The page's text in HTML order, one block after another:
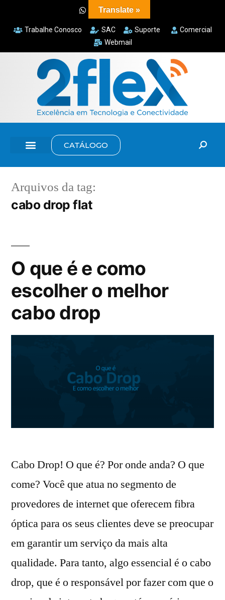
Trabalhe Conosco SAC Suporte
Comercial
Webmail
CATÁLOGO
Arquivos da tag:
cabo drop flat
O que é e como
escolher o melhor
cabo drop
Cabo Drop! O que é? Por onde anda? O que
come? Você que atua no segmento de
provedores de internet que oferecem fibra
óptica para os seus clientes deve se preocupar
em garantir um serviço da mais alta
qualidade. Para tanto, algo essencial é o cabo
drop, que é o responsável por fazer com que o
Translate »